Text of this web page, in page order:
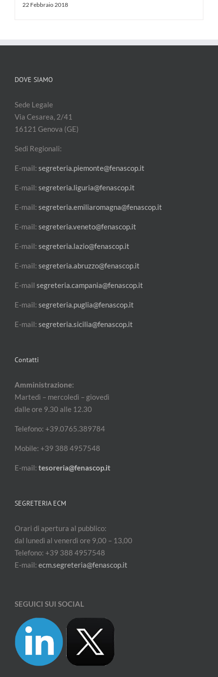
22 Febbraio 2018
DOVE SIAMO
Sede Legale
Via Cesarea, 2/41
16121 Genova (GE)
Sedi Regionali:
E-mail: segreteria.piemonte@fenascop.it
E-mail: segreteria.liguria@fenascop.it
E-mail: segreteria.emiliaromagna@fenascop.it
E-mail: segreteria.veneto@fenascop.it
E-mail: segreteria.lazio@fenascop.it
E-mail: segreteria.abruzzo@fenascop.it
E-mail segreteria.campania@fenascop.it
E-mail: segreteria.puglia@fenascop.it
E-mail: segreteria.sicilia@fenascop.it
Contatti
Amministrazione:
Martedì – mercoledì – giovedì
dalle ore 9.30 alle 12.30
Telefono: +39.0765.389784
Mobile: +39 388 4957548
E-mail: tesoreria@fenascop.it
SEGRETERIA ECM
Orari di apertura al pubblico:
dal lunedì al venerdì ore 9,00 – 13,00
Telefono: +39 388 4957548
E-mail: ecm.segreteria@fenascop.it
SEGUICI SUI SOCIAL